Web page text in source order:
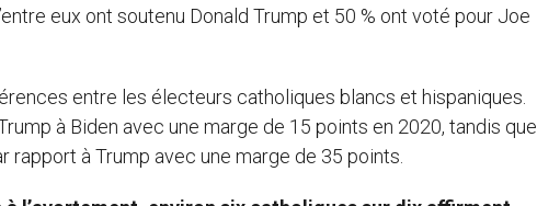
eux ont soutenu Donald Trump et 50 % ont voté pour Joe
entre les électeurs catholiques blancs et hispaniques.
à Biden avec une marge de 15 points en 2020, tandis que
à Trump avec une marge de 35 points.